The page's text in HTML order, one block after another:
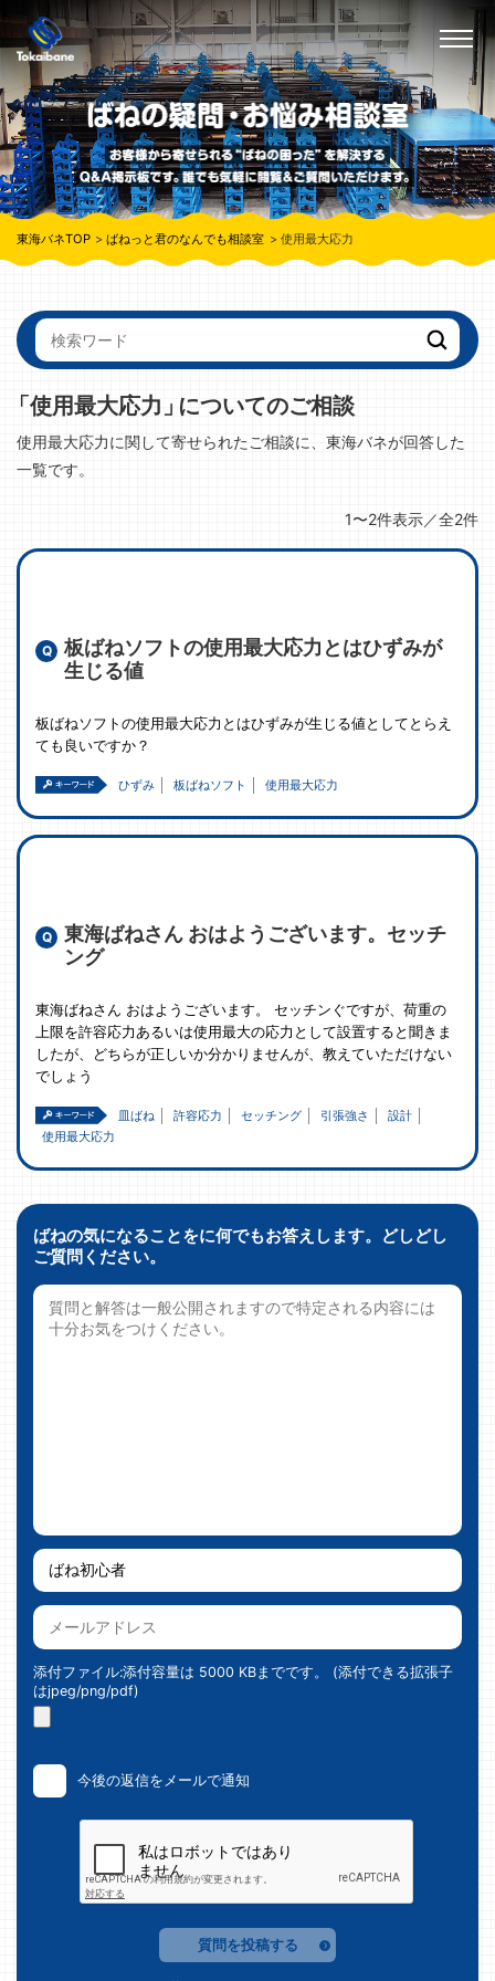
東海バネTOP ばねっと君のなんでも相談室 使用最大応力
「使用最大応力」についてのご相談
使用最大応力に関して寄せられたご相談に、東海バネが回答した
一覧です。
1〜2件表示／全2件
板ばねソフトの使用最大応力とはひずみが
生じる値
板ばねソフトの使用最大応力とはひずみが生じる値としてとらえ
ても良いですか？
ひずみ 板ばねソフト 使用最大応力
東海ばねさん おはようございます。セッチ
ング
東海ばねさん おはようございます。 セッチンぐですが、荷重の
上限を許容応力あるいは使用最大の応力として設置すると聞きま
したが、どちらが正しいか分かりませんが、教えていただけない
でしょう
皿ばね 許容応力 セッチング 引張強さ
設計
使用最大応力
ばねの気になることをに何でもお答えします。どしどし
ご質問ください。
添付ファイル:添付容量は 5000 KBまでです。 (添付できる拡張子
はjpeg/png/pdf)
今後の返信をメールで通知
質問を投稿する